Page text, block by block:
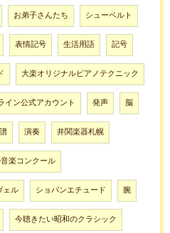
お弟子さんたち シューベルト
表情記号 生活用語 記号
大楽オリジナルピアノテクニック
イン公式アカウント 発声 脳
演奏 井関楽器札幌
楽コンクール
ェル ショパンエチュード 腕
今聴きたい昭和のクラシック